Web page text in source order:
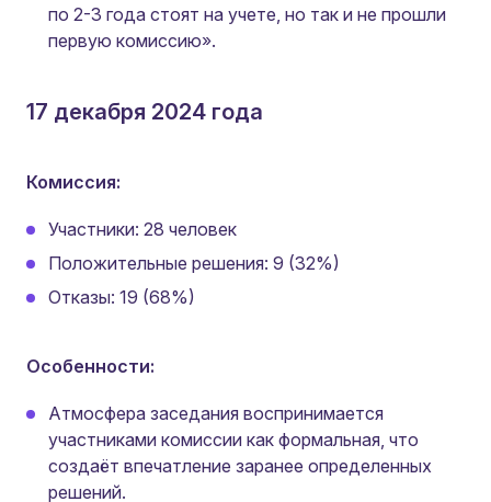
по 2-3 года стоят на учете, но так и не прошли
первую комиссию».
17 декабря 2024 года
Комиссия:
Участники: 28 человек
Положительные решения: 9 (32%)
Отказы: 19 (68%)
Особенности:
Атмосфера заседания воспринимается
участниками комиссии как формальная, что
создаёт впечатление заранее определенных
решений.